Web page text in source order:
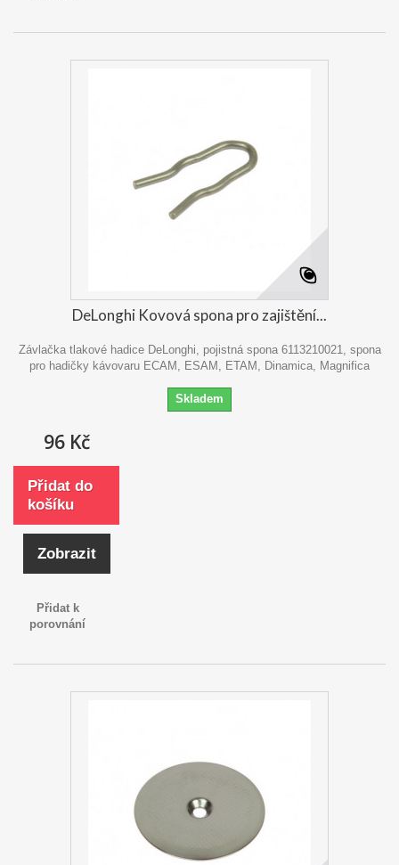
DeLonghi Kovová spona pro zajištění...
Závlačka tlakové hadice DeLonghi, pojistná spona 6113210021, spona
pro hadičky kávovaru ECAM, ESAM, ETAM, Dinamica, Magnifica
Skladem
96 Kč
Přidat do
košíku
Zobrazit
Přidat k
porovnání